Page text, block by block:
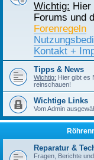
Wichtig: Hier
Forums und
Forenregeln
Kontakt +
Tipps & News
Wichtig: Hier gibt es
reinschauen!
Wichtige Links
Vom Admin
Reparatur &
Fragen, Berichte